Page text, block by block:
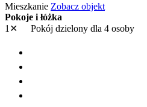
Mieszkanie Zobacz objekt
Pokoje i łóżka
1✕
Pokój dzielony dla 4 osoby